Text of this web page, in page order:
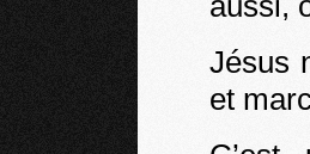
Jésus
et